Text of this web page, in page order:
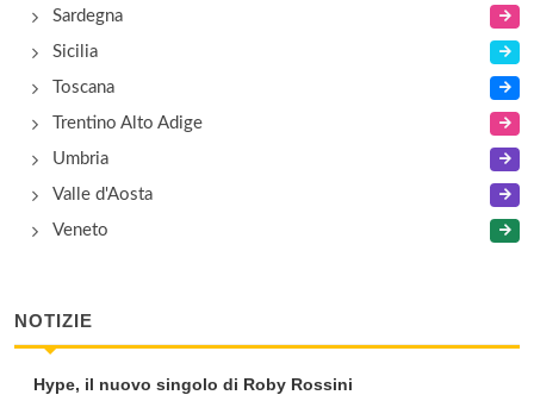
Sardegna
Sicilia
Toscana
Trentino Alto Adige
Umbria
Valle d'Aosta
Veneto
NOTIZIE
Hype, il nuovo singolo di Roby Rossini